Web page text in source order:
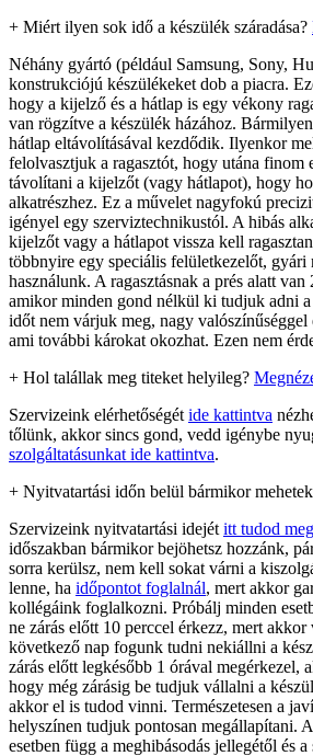
+ Miért ilyen sok idő a készülék száradása?
Néhány gyártó (például Samsung, Sony,
konstrukciójú készülékeket dob a piacra.
hogy a kijelző és a hátlap is egy vékony
van rögzítve a készülék házához.
hátlap eltávolításával kezdődik. Ilyenkor
felolvasztjuk a ragasztót, hogy utána finom
távolítani a kijelzőt (vagy hátlapot), hogy
alkatrészhez. Ez a művelet nagyfokú
igényel egy szerviztechnikustól. A hibás
kijelzőt vagy a hátlapot vissza kell
többnyire egy speciális felületkezelőt, gyári
használunk. A ragasztásnak a prés alatt van
amikor minden gond nélkül ki tudjuk adni
időt nem várjuk meg, nagy valószínűséggel
ami további károkat okozhat. Ezen nem
+ Hol talállak meg titeket helyileg?
Szervizeink elérhetőségét ide kattintva
tőlünk, akkor sincs gond, vedd igénybe
szolgáltatásunkat ide kattintva.
+ Nyitvatartási időn belül bármikor
Szervizeink nyitvatartási idejét itt tudod
időszakban bármikor bejöhetsz hozzánk,
sorra kerülsz, nem kell sokat várni a
lenne, ha időpontot foglalnál, mert akkor
kollégáink foglalkozni. Próbálj minden
ne zárás előtt 10 perccel érkezz, mert
következő nap fogunk tudni nekiállni a
zárás előtt legkésőbb 1 órával megérkezel,
hogy még zárásig be tudjuk vállalni a
akkor el is tudod vinni. Természetesen a
helyszínen tudjuk pontosan megállapítani.
esetben függ a meghibásodás jellegétől és